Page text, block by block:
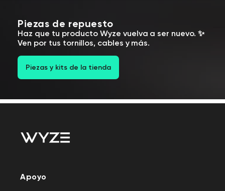
Piezas de repuesto
Haz que tu producto Wyze vuelva a ser nuevo. ✨
Ven por tus tornillos, cables y más.
Piezas y kits de la tienda
Apoyo